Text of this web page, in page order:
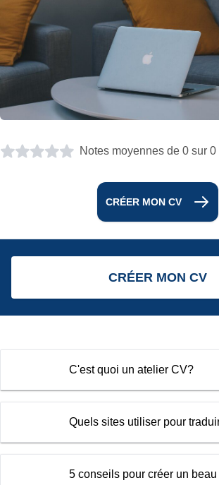
Notes moyennes de 0 sur 0
CRÉER MON CV
CRÉER MON CV
C'est quoi un atelier CV?
Quels sites utiliser pour
5 conseils pour créer un